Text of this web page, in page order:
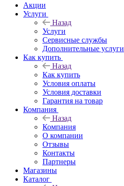
Акции
Услуги
Назад
Услуги
Сервисные службы
Дополнительные услуги
Как купить
Назад
Как купить
Условия оплаты
Условия доставки
Гарантия на товар
Компания
Назад
Компания
О компании
Отзывы
Контакты
Партнеры
Магазины
Каталог